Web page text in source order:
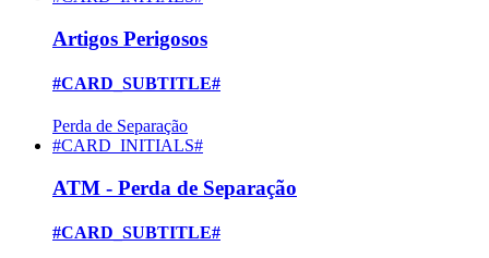
Artigos Perigosos
#CARD_SUBTITLE#
Perda de Separação
#CARD_INITIALS#
ATM - Perda de Separação
#CARD_SUBTITLE#